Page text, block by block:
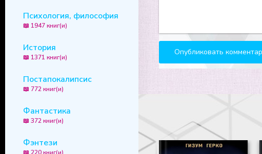
Психология, философия
📖 1947 книг(и)
История
📖 1371 книг(и)
Постапокалипсис
📖 772 книг(и)
Фантастика
📖 372 книг(и)
Фэнтези